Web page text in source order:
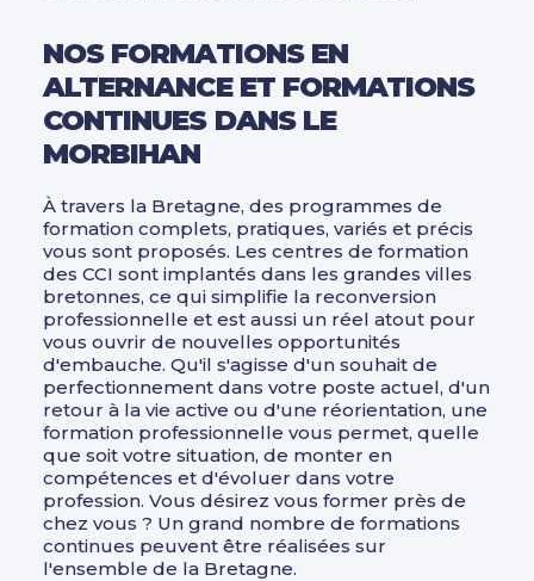
NOS FORMATIONS EN
ALTERNANCE ET FORMATIONS
CONTINUES DANS LE
MORBIHAN
À travers la Bretagne, des programmes de
formation complets, pratiques, variés et précis
vous sont proposés. Les centres de formation
des CCI sont implantés dans les grandes villes
bretonnes, ce qui simplifie la reconversion
professionnelle et est aussi un réel atout pour
vous ouvrir de nouvelles opportunités
d'embauche. Qu'il s'agisse d'un souhait de
perfectionnement dans votre poste actuel, d'un
retour à la vie active ou d'une réorientation, une
formation professionnelle vous permet, quelle
que soit votre situation, de monter en
compétences et d'évoluer dans votre
profession. Vous désirez vous former près de
chez vous ? Un grand nombre de formations
continues peuvent être réalisées sur
l'ensemble de la Bretagne.